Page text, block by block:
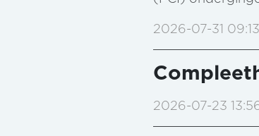
2026-07-31
2026-07-23